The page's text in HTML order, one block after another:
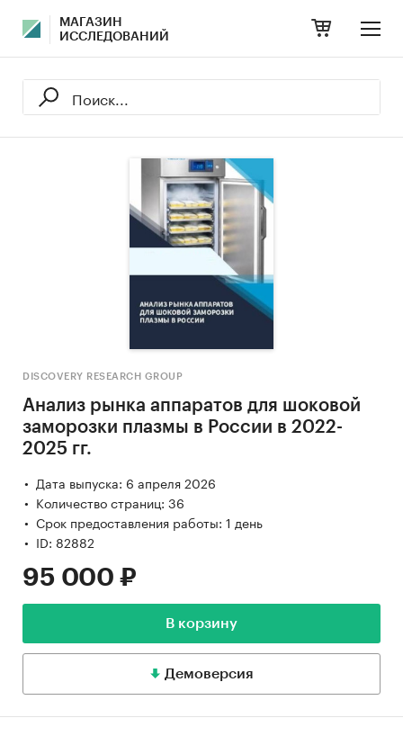
МАГАЗИН
ИССЛЕДОВАНИЙ
DISCOVERY RESEARCH GROUP
Анализ рынка аппаратов для шоковой
заморозки плазмы в России в 2022-
2025 гг.
Дата выпуска: 6 апреля 2026
Количество страниц: 36
Срок предоставления работы: 1 день
ID: 82882
95 000 ₽
В корзину
Демоверсия